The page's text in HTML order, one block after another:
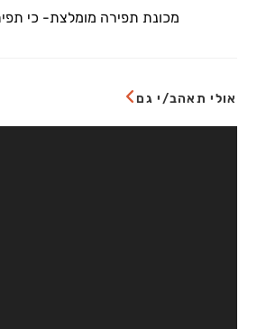
מכונת תפירה מומלצת- כי
אולי תאהב/י גם